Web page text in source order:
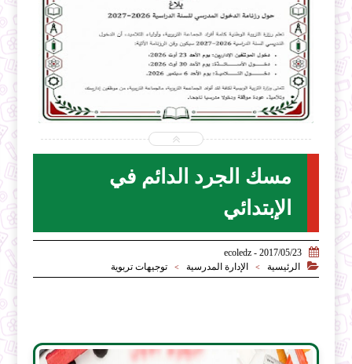
2026-07-31
ecoledz.net
مسك الجرد الدائم في
الإبتدائي

2017/05/23 - ecoledz

الرئيسية > الإدارة المدرسية > توجيهات تربوية